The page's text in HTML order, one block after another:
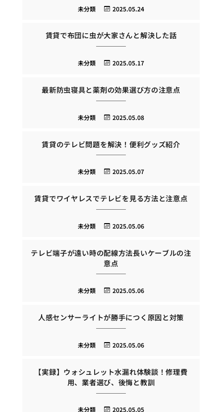
2025.05.24
未分類
賃貸で布団に虫が大家さんと解決した話
2025.05.17
未分類
最新防虫寝具と薬剤の効果選び方の注意点
2025.05.08
未分類
賃貸のテレビ問題を解決！便利グッズ紹介
2025.05.07
未分類
賃貸でワイヤレスでテレビを見る方法と注意点
2025.05.06
未分類
テレビ端子が遠い時の配線方法長いケーブルの注
意点
2025.05.06
未分類
人感センサーライトが勝手につく原因と対策
2025.05.06
未分類
【実録】ウォシュレット水漏れ体験談！修理費
用、業者選び、後悔と教訓
2025.05.05
未分類